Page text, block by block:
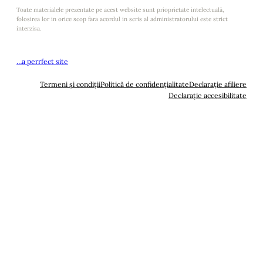
Toate materialele prezentate pe acest website sunt prioprietate intelectuală,
folosirea lor in orice scop fara acordul in scris al administratorului este strict
interzisa.
…a perrfect site
Termeni și condițiiPolitică de confidențialitateDeclarație afiliere
Declarație accesibilitate